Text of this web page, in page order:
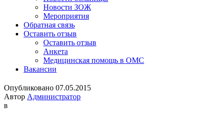
Новости ЗОЖ
Мероприятия
Обратная связь
Оставить отзыв
Оставить отзыв
Анкета
Медицинская помощь в ОМС
Вакансии
Опубликовано 07.05.2015
Автор Администратор
в